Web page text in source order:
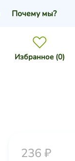
Избранное (0)
Почему мы?
236 ₽